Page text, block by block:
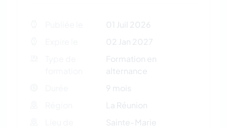
01 Juil 2026
02 Jan 2027
Formation en
alternance
9 mois
La Réunion
Sainte-Marie